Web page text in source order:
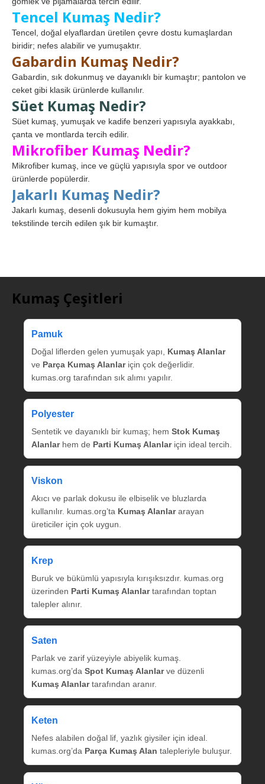
Tencel Kumaş Nedir?
Tencel, doğal elyaflardan üretilen çevre dostu kumaşlardan
biridir; nefes alabilir ve yumuşaktır.
Gabardin Kumaş Nedir?
Gabardin, sık dokunmuş ve dayanıklı bir kumaştır; pantolon ve
ceket gibi klasik ürünlerde kullanılır.
Süet Kumaş Nedir?
Süet kumaş, yumuşak ve kadife benzeri yapısıyla ayakkabı,
çanta ve montlarda tercih edilir.
Mikrofiber Kumaş Nedir?
Mikrofiber kumaş, ince ve güçlü yapısıyla spor ve outdoor
ürünlerde popülerdir.
Jakarlı Kumaş Nedir?
Jakarlı kumaş, desenli dokusuyla hem giyim hem mobilya
tekstilinde tercih edilen şık bir kumaştır.
Kumaş Çeşitleri
Pamuk
Doğal liflerden gelen yumuşak yapı, Kumaş Alanlar
ve Parça Kumaş Alanlariçin çok değerlidir.
kumas.org tarafından sık alımı yapılır.
Polyester
Sentetik ve dayanıklı bir kumaş; hem Stok Kumaş
Alanlarhem de Parti Kumaş Alanlariçin ideal tercih.
Viskon
Akıcı ve parlak dokusu ile elbiselik ve bluzlarda
kullanılır. kumas.org’ta Kumaş Alanlararayan
üreticiler için çok uygun.
Krep
Buruk ve bükümlü yapısıyla kırışıksızdır. kumas.org
üzerinden Parti Kumaş Alanlartarafından toptan
talepler alınır.
Saten
Parlak ve zarif yüzeyiyle abiyelik kumaş.
kumas.org’da Spot Kumaş Alanlarve düzenli
Kumaş Alanlartarafından aranır.
Keten
Nefes alabilen doğal lif, yazlık giysiler için ideal.
kumas.org’da Parça Kumaş Alan talepleriyle buluşur.